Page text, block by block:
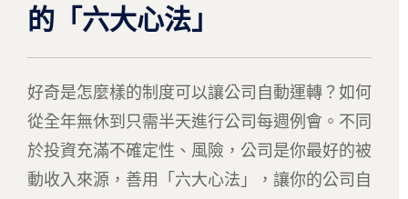
的「六大心法」
好奇是怎麼樣的制度可以讓公司自動運轉？如何
從全年無休到只需半天進行公司每週例會。不同
於投資充滿不確定性、風險，公司是你最好的被
動收入來源，善用「六大心法」，讓你的公司自